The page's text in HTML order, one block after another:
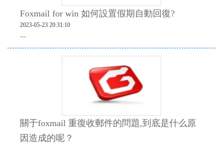
Foxmail for win 如何設置假期自動回復?
2023-05-23 20:31:10
...
關于foxmail 重復收郵件的問題,到底是什么原
因造成的呢？